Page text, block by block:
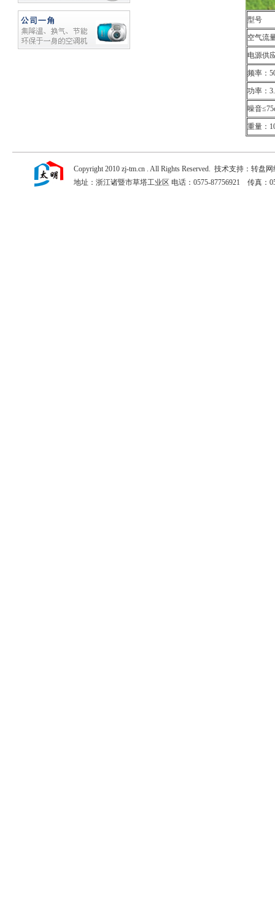
型号
空气流
电源供
频率：
功率：
噪音
重量：
Copyright 2010 zj-tm.cn . All Rights Reserved. 技术支持：转盘
地址：浙江诸暨市草塔工业区 电话：0575-87756921 传真：